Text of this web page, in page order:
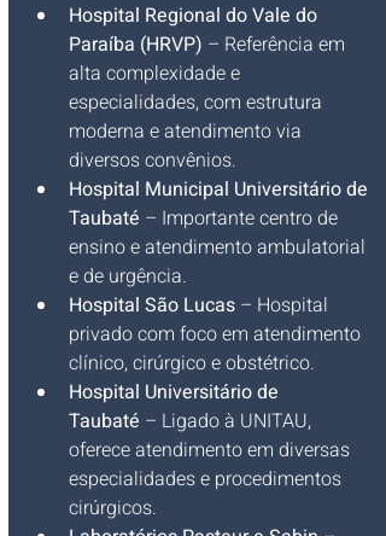
Hospital Regional do Vale do
Paraíba (HRVP) – Referência em
alta complexidade e
especialidades, com estrutura
moderna e atendimento via
diversos convênios.
Hospital Municipal Universitário de
Taubaté – Importante centro de
ensino e atendimento ambulatorial
e de urgência.
Hospital São Lucas – Hospital
privado com foco em atendimento
clínico, cirúrgico e obstétrico.
Hospital Universitário de
Taubaté – Ligado à UNITAU,
oferece atendimento em diversas
especialidades e procedimentos
cirúrgicos.